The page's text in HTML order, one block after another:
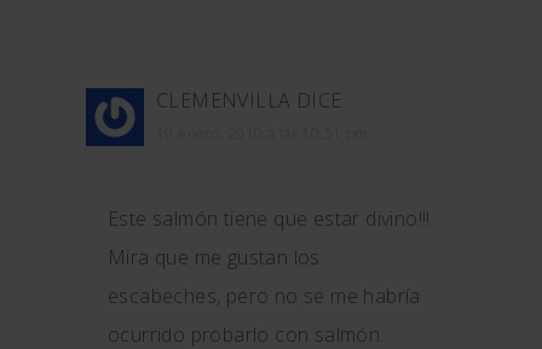
CLEMENVILLA DICE
Este salmón tiene que estar divino!!!
Mira que me gustan los
escabeches, pero no se me habría
ocurrido probarlo con salmón.